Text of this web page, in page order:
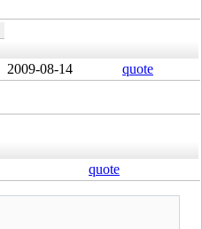
2009-08-14 quote
quote